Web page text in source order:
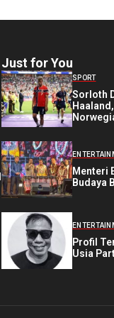
Just for You
SPORT
Sorloth
Menteri
Budaya
Profil
Usia